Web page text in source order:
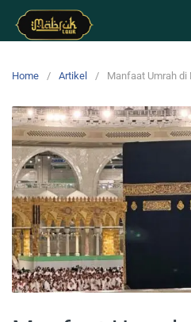
Home Artikel Manfaat Umrah di